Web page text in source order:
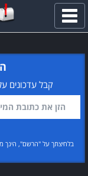
פתח
תפריט
קבל עדכונים
בלחיצתך על "הרשם", הינך